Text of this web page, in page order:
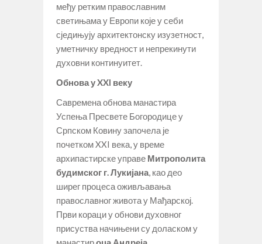
међу ретким православним
светињама у Европи које у себи
сједињују архитектонску изузетност,
уметничку вредност и непрекинути
духовни континуитет.
Обнова у XXI веку
Савремена обнова манастира
Успења Пресвете Богородице у
Српском Ковину започела је
почетком XXI века, у време
архипастирске управе Митрополита
будимског г. Лукијана , као део
ширег процеса оживљавања
православног живота у Мађарској.
Први кораци у обнови духовног
присуства начињени су доласком у